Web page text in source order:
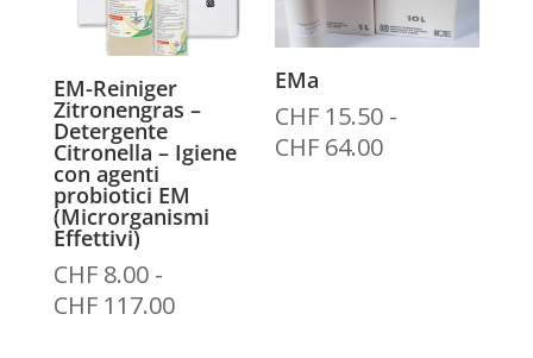
EM-Reiniger
Zitronengras –
Detergente
Citronella – Igiene
con agenti
probiotici EM
(Microrganismi
Effettivi)
CHF8.00 -
CHF117.00Fascia
EMa
CHF 15.50 -
CHF 64.00Fascia